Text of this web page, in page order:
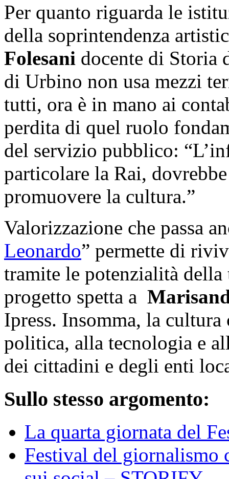
Per quanto riguarda le
della soprintendenza
Folesani docente di Storia
di Urbino non usa mezzi
tutti, ora è in mano ai
perdita di quel ruolo
del servizio pubblico:
particolare la Rai,
promuovere la cultura.”
Valorizzazione che passa
Leonardo” permette di
tramite le potenzialità
progetto spetta a
Ipress. Insomma, la
politica, alla tecnologia e
dei cittadini e degli enti
Sullo stesso argomento:
La quarta giornata del
Festival del giornalismo